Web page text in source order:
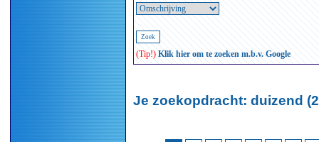
(Tip!) Klik hier om te zoeken m.b.v. Google
Je zoekopdracht: duizend